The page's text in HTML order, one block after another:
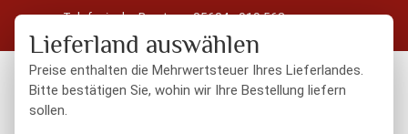
Zum Hauptinhalt springen
Telefonische Beratung: 05604 - 919 563
Kostenloser Versand in Deutschland ab 50 € Warenwert
Lieferland auswählen
Preise enthalten die Mehrwertsteuer Ihres Lieferlandes.
Bitte bestätigen Sie, wohin wir Ihre Bestellung liefern
sollen.